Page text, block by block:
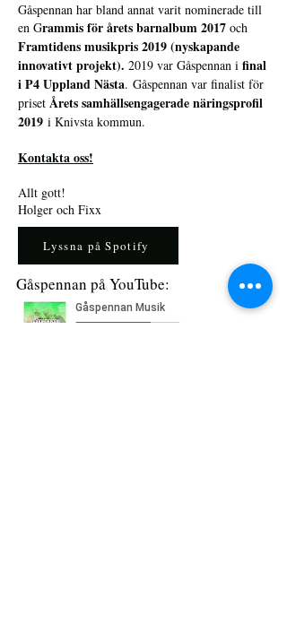
Gåspennan har bland annat varit nominerade till
en Grammis för årets barnalbum 2017 och
Framtidens musikpris 2019 (nyskapande
innovativt projekt). 2019 var Gåspennan i final
i P4 Uppland Nästa. Gåspennan var finalist för
priset Årets samhällsengagerade näringsprofil
2019 i Knivsta kommun.
Kontakta oss!
Allt gott!
Holger och Fixx
Lyssna på Spotify
Gåspennan på YouTube: